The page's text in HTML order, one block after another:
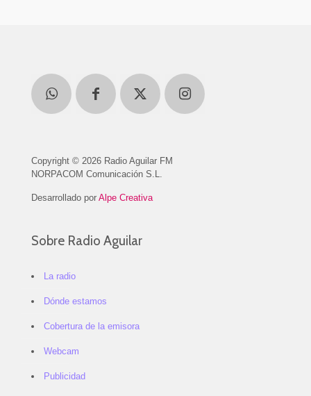
Copyright © 2026 Radio Aguilar FM
NORPACOM Comunicación S.L.
Desarrollado por Alpe Creativa
Sobre Radio Aguilar
La radio
Dónde estamos
Cobertura de la emisora
Webcam
Publicidad